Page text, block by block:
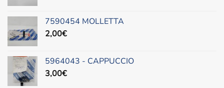
7590454 MOLLETTA
2,00€
5964043 - CAPPUCCIO
3,00€